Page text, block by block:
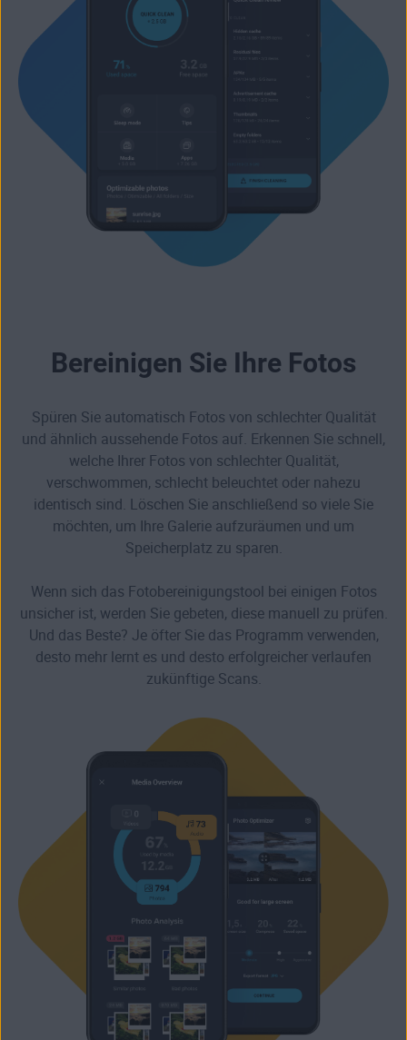
Bereinigen Sie Ihre Fotos
Spüren Sie automatisch Fotos von schlechter Qualität
und ähnlich aussehende Fotos auf. Erkennen Sie schnell,
welche Ihrer Fotos von schlechter Qualität,
verschwommen, schlecht beleuchtet oder nahezu
identisch sind. Löschen Sie anschließend so viele Sie
möchten, um Ihre Galerie aufzuräumen und um
Speicherplatz zu sparen.
Wenn sich das Fotobereinigungstool bei einigen Fotos
unsicher ist, werden Sie gebeten, diese manuell zu prüfen.
Und das Beste? Je öfter Sie das Programm verwenden,
desto mehr lernt es und desto erfolgreicher verlaufen
zukünftige Scans.